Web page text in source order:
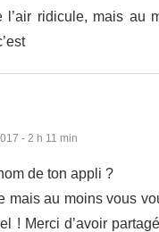
l’air ridicule, mais au
- 2 h 11 min
de ton appli ?
mais au moins vous
! Merci d’avoir